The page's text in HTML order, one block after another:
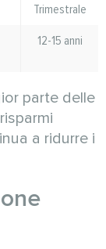
Trimestrale
12-15 anni
parte delle
a ridurre i